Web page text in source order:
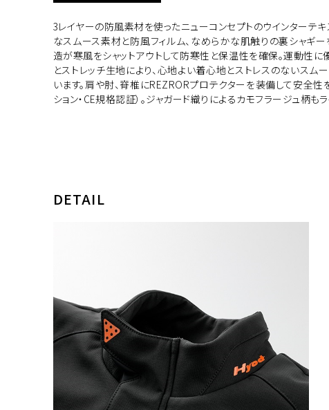
3レイヤーの防風素材を使ったニューコンセプトのウインターテキ
なスムース素材と防風フィルム、なめらかな肌触りの裏シャギ
造が寒風をシャットアウトして防寒性と保温性を確保。運動性に
とストレッチ生地により、心地よい着心地とストレスのないスム
います。肩や肘、脊椎にREZRORプロテクターを装備して安全性
ション・CE規格認証）。ジャガード織りによるカモフラージュ柄も
DETAIL